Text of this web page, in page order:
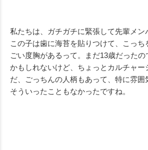
私たちは、ガチガチに緊張して先輩メン
この子は歯に海苔を貼りつけて、こっち
ごい度胸があるって。まだ13歳だった
かもしれないけど、ちょっとカルチャー
だ、ごっちんの人柄もあって、特に雰囲
そういったこともなかったですね。